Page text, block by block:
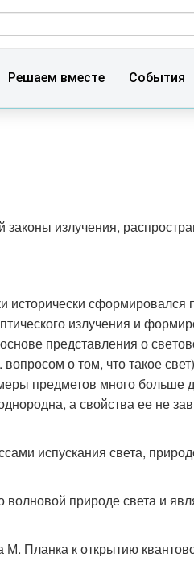
Решаем вместе События
излучения,
исторически
излучения и
представления о
о том, что такое
предметов много больше
а свойства ее не
испускания света,
природе света и
М. Планка к открытию